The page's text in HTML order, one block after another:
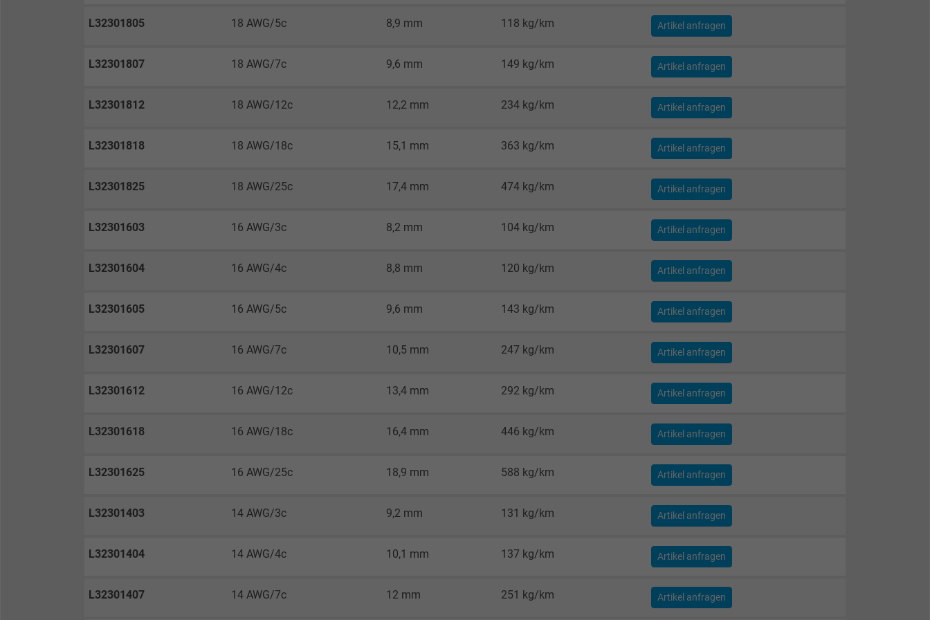
Laufzeit
Zweck
Erzeugt statistische Daten darüber, wie der
Laufzeit
Cookie von Google für Website-Analysen.
Name _gat_UA-4852692-1, Google Analytics
Cookie von Google für Website-Analysen.
Besucher die Website nutzt.
Name IDE, Google DoubleClick
Anbieter
Zweck
Benutzers auf der Website zu
L32301805 18 AWG/5c 8,9 mm 118 kg/km Artikel anfragen
L32301807 18 AWG/7c 9,6 mm 149 kg/km Artikel anfragen
L32301812 18 AWG/12c 12,2 mm 234 kg/km Artikel anfragen
L32301818 18 AWG/18c 15,1 mm 363 kg/km Artikel anfragen
L32301825 18 AWG/25c 17,4 mm 474 kg/km Artikel anfragen
L32301603 16 AWG/3c 8,2 mm 104 kg/km Artikel anfragen
L32301604 16 AWG/4c 8,8 mm 120 kg/km Artikel anfragen
L32301605 16 AWG/5c 9,6 mm 143 kg/km Artikel anfragen
L32301607 16 AWG/7c 10,5 mm 247 kg/km Artikel anfragen
L32301612 16 AWG/12c 13,4 mm 292 kg/km Artikel anfragen
L32301618 16 AWG/18c 16,4 mm 446 kg/km Artikel anfragen
L32301625 16 AWG/25c 18,9 mm 588 kg/km Artikel anfragen
L32301403 14 AWG/3c 9,2 mm 131 kg/km Artikel anfragen
L32301404 14 AWG/4c 10,1 mm 137 kg/km Artikel anfragen
L32301407 14 AWG/7c 12 mm 251 kg/km Artikel anfragen